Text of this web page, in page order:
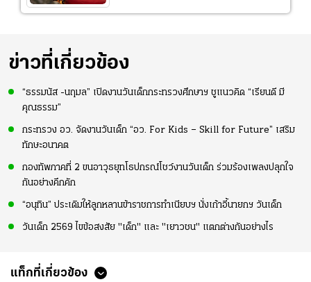
ข่าวที่เกี่ยวข้อง
“ธรรมนัส -นฤมล” เปิดงานวันเด็กกระทรวงศึกษาฯ ชูแนวคิด “เรียนดี มี
คุณธรรม”
กระทรวง อว. จัดงานวันเด็ก “อว. For Kids – Skill for Future” เสริม
ทักษะอนาคต
กองทัพภาคที่ 2 ขนอาวุธยุทโธปกรณ์โชว์งานวันเด็ก ร่วมร้องเพลงปลุกใจ
กันอย่างคึกคัก
“อนุทิน” ประเดิมให้ลูกหลานข้าราชการทำเนียบฯ นั่งเก้าอี้นายกฯ วันเด็ก
วันเด็ก 2569 ไขข้อสงสัย "เด็ก" และ "เยาวชน" แตกต่างกันอย่างไร
แท็กที่เกี่ยวข้อง